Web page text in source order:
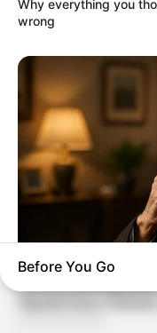
Why everything you
wrong
NEUROMIND PRO
Japan's Greatest
Stop Drinking These 3
Before You Go